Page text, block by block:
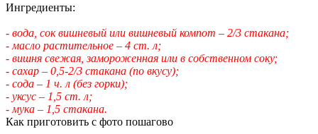
Ингредиенты:
- вода, сок вишневый или вишневый компот – 2/3 стакана;
- масло растительное – 4 ст. л;
- вишня свежая, замороженная или в собственном соку;
- сахар – 0,5-2/3 стакана (по вкусу);
- сода – 1 ч. л (без горки);
- уксус – 1,5 ст. л;
- мука – 1,5 стакана.
Как приготовить с фото пошагово